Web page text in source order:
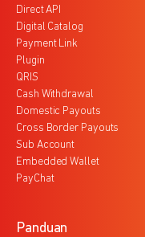
Direct API
Digital Catalog
Payment Link
Plugin
QRIS
Cash Withdrawal
Domestic Payouts
Cross Border Payouts
Sub Account
Embedded Wallet
PayChat
Panduan